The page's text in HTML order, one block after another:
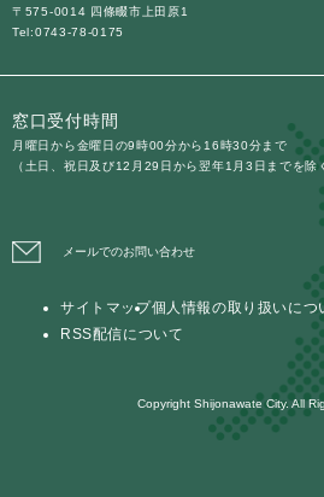
〒575-0014 四條畷市上田原1
Tel:0743-78-0175
窓口受付時間
月曜日から金曜日の9時00分から16時30分まで
（土日、祝日及び12月29日から翌年1月3日までを除
メールでのお問い合わせ
サイトマップ個人情報の取り扱いにつ
RSS配信について
Copyright Shijonawate City. All